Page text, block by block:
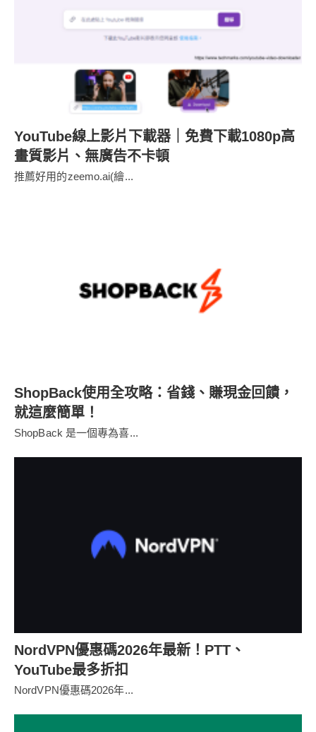
YouTube線上影片下載器｜免費下載1080p高
畫質影片、無廣告不卡頓
推薦好用的zeemo.ai(繪...
ShopBack使用全攻略：省錢、賺現金回饋，
就這麼簡單！
ShopBack 是一個專為喜...
NordVPN優惠碼2026年最新！PTT、
YouTube最多折扣
NordVPN優惠碼2026年...